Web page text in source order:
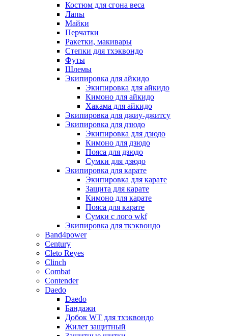
Костюм для сгона веса
Лапы
Майки
Перчатки
Ракетки, макивары
Степки для тхэквондо
Футы
Шлемы
Экипировка для айкидо
Экипировка для айкидо
Кимоно для айкидо
Хакама для айкидо
Экипировка для джиу-джитсу
Экипировка для дзюдо
Экипировка для дзюдо
Кимоно для дзюдо
Пояса для дзюдо
Сумки для дзюдо
Экипировка для карате
Экипировка для карате
Защита для карате
Кимоно для карате
Пояса для карате
Сумки с лого wkf
Экипировка для ткэквондо
Band4power
Century
Cleto Reyes
Clinch
Combat
Contender
Daedo
Daedo
Бандажи
Добок WT для тхэквондо
Жилет защитный